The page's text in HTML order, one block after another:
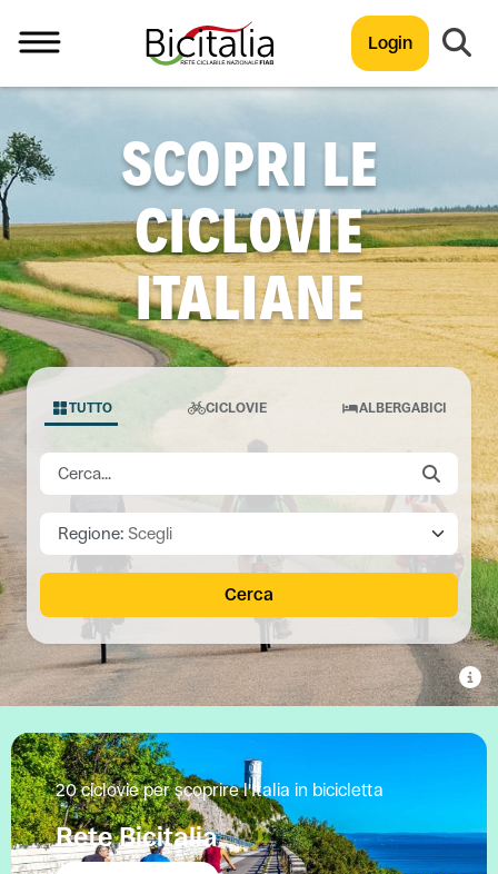
Login
SCOPRI LE
CICLOVIE
ITALIANE
TUTTO CICLOVIE ALBERGABICI
Regione: Scegli
Cerca
20 ciclovie per scoprire l'Italia in bicicletta
Rete Bicitalia